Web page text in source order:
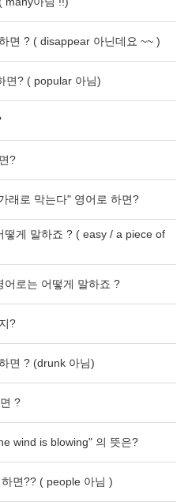
면 ? ( disappear 아닌데요 ~~ )
면? ( popular 아님)
?
래로 막는다" 영어로 하면?
떻게 말하죠 ? ( easy / a piece of
어로는 어떻게 말하죠 ?
?
면 ? (drunk 아님)
?
wind is blowing" 의 뜻은?
면?? ( people 아님 )